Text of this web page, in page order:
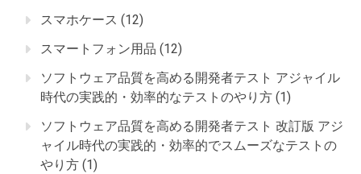
スマホケース (12)
スマートフォン用品 (12)
ソフトウェア品質を高める開発者テスト アジャイル
時代の実践的・効率的なテストのやり方 (1)
ソフトウェア品質を高める開発者テスト 改訂版 アジ
ャイル時代の実践的・効率的でスムーズなテストの
やり方 (1)